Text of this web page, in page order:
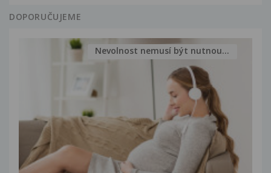
DOPORUČUJEME
Nevolnost nemusí být nutnou...